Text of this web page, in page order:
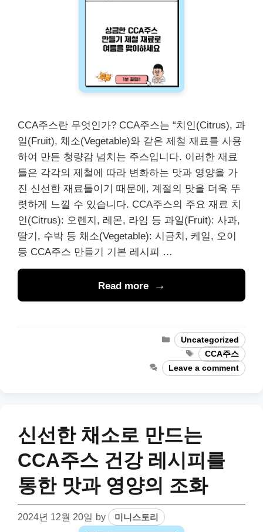
CCA주스란 무엇인가? CCA주스는 “치인(Citrus), 과
일(Fruit), 채소(Vegetable)와 같은 제철 재료를 사용
하여 만든 청량감 넘치는 주스입니다. 이러한 재료
들은 각각의 제철에 따라 변화하는 맛과 영양을 가
진 신선한 재료들이기 때문에, 계절의 맛을 더욱 뚜
렷하게 느낄 수 있습니다. CCA주스의 주요 재료 치
인(Citrus): 오렌지, 레몬, 라임 등 과일(Fruit): 사과,
딸기, 수박 등 채소(Vegetable): 시금치, 케일, 오이
등 CCA주스 만들기 기본 레시피 …
Read more
Categories
Uncategorized
Tags
CCA주스
Leave a comment
신선한 채소로 만드는
CCA주스 건강 레시피를
통한 맛과 영양의 조화
2024년 12월 20일 by 미니스토리